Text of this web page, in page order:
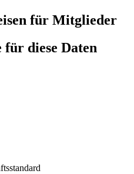
für Mitglieder
diese Daten